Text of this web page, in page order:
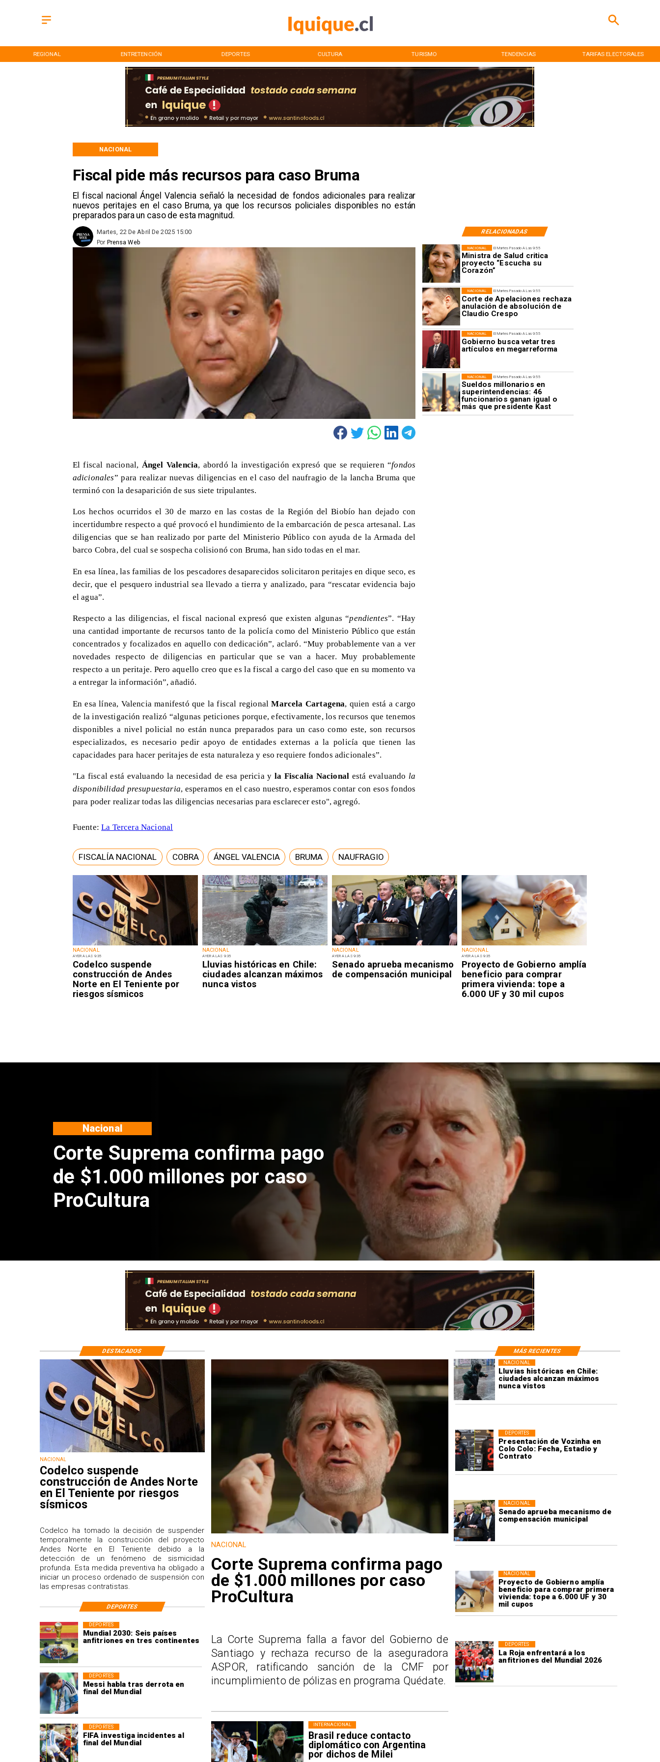
REGIONAL ENTRETENCIÓN DEPORTES CULTURA TURISMO TENDENCIAS TARIFAS ELECTORALES
Fiscal pide más recursos para caso Bruma
El fiscal nacional Ángel Valencia señaló la necesidad de fondos adicionales para realizar
nuevos peritajes en el caso Bruma, ya que los recursos policiales disponibles no están
preparados para un caso de esta magnitud.
NACIONAL
RELACIONADAS
Martes, 22 De Abril De 2025 15:00
Prensa Web
Por
NACIONAL
AYER A LAS 9:35
Codelco suspende
construcción de Andes
Norte en El Teniente por
riesgos sísmicos
NACIONAL
AYER A LAS 9:35
Lluvias históricas en Chile:
ciudades alcanzan máximos
nunca vistos
NACIONAL
AYER A LAS 9:35
Senado aprueba mecanismo
de compensación municipal
NACIONAL
AYER A LAS 9:35
Proyecto de Gobierno amplía
beneficio para comprar
primera vivienda: tope a
6.000 UF y 30 mil cupos
El Martes Pasado A Las 9:55
Ministra de Salud critica
proyecto “Escucha su
Corazón”
NACIONAL
El Martes Pasado A Las 9:55
Corte de Apelaciones rechaza
anulación de absolución de
Claudio Crespo
NACIONAL
El Martes Pasado A Las 9:55
Gobierno busca vetar tres
artículos en megarreforma
NACIONAL
El Martes Pasado A Las 9:55
Sueldos millonarios en
superintendencias: 46
funcionarios ganan igual o
más que presidente Kast
NACIONAL
El fiscal nacional, Ángel Valencia, abordó la investigación expresó que se requieren “fondos
adicionales” para realizar nuevas diligencias en el caso del naufragio de la lancha Bruma que
terminó con la desaparición de sus siete tripulantes.
Los hechos ocurridos el 30 de marzo en las costas de la Región del Biobío han dejado con
incertidumbre respecto a qué provocó el hundimiento de la embarcación de pesca artesanal. Las
diligencias que se han realizado por parte del Ministerio Público con ayuda de la Armada del
barco Cobra, del cual se sospecha colisionó con Bruma, han sido todas en el mar.
En esa línea, las familias de los pescadores desaparecidos solicitaron peritajes en dique seco, es
decir, que el pesquero industrial sea llevado a tierra y analizado, para “rescatar evidencia bajo
el agua”.
Respecto a las diligencias, el fiscal nacional expresó que existen algunas “pendientes”. “Hay
una cantidad importante de recursos tanto de la policía como del Ministerio Público que están
concentrados y focalizados en aquello con dedicación”, aclaró. “Muy probablemente van a ver
novedades respecto de diligencias en particular que se van a hacer. Muy probablemente
respecto a un peritaje. Pero aquello creo que es la fiscal a cargo del caso que en su momento va
a entregar la información”, añadió.
En esa línea, Valencia manifestó que la fiscal regionalMarcela Cartagena, quien está a cargo
de la investigación realizó “algunas peticiones porque, efectivamente, los recursos que tenemos
disponibles a nivel policial no están nunca preparados para un caso como este, son recursos
especializados, es necesario pedir apoyo de entidades externas a la policía que tienen las
capacidades para hacer peritajes de esta naturaleza y eso requiere fondos adicionales”.
"La fiscal está evaluando la necesidad de esa pericia yla Fiscalía Nacional está evaluando la
disponibilidad presupuestaria, esperamos en el caso nuestro, esperamos contar con esos fondos
para poder realizar todas las diligencias necesarias para esclarecer esto", agregó.
Fuente:La Tercera Nacional
FISCALÍA NACIONAL COBRA ÁNGEL VALENCIA BRUMA NAUFRAGIO
Codelco suspende construcción
de Andes Norte en El Teniente
por riesgos sísmicos
Nacional
Lluvias históricas en Chile:
ciudades alcanzan máximos
nunca vistos
NACIONAL
Presentación de Vozinha en
Colo Colo: Fecha, Estadio y
Contrato
DEPORTES
Senado aprueba mecanismo de
compensación municipal
NACIONAL
Proyecto de Gobierno amplía
beneficio para comprar primera
vivienda: tope a 6.000 UF y 30
mil cupos
NACIONAL
La Roja enfrentará a los
anfitriones del Mundial 2026
DEPORTES
Mundial 2030: Seis países
anfitriones en tres continentes
DEPORTES
Messi habla tras derrota en
final del Mundial
DEPORTES
FIFA investiga incidentes al
final del Mundial
DEPORTES
Brasil reduce contacto
diplomático con Argentina
por dichos de Milei
INTERNACIONAL
NACIONAL
Codelco suspende
construcción de Andes Norte
en El Teniente por riesgos
sísmicos
Codelco ha tomado la decisión de suspender
temporalmente la construcción del proyecto
Andes Norte en El Teniente debido a la
detección de un fenómeno de sismicidad
profunda. Esta medida preventiva ha obligado a
iniciar un proceso ordenado de suspensión con
las empresas contratistas.
NACIONAL
Corte Suprema confirma pago
de $1.000 millones por caso
ProCultura
La Corte Suprema falla a favor del Gobierno de
Santiago y rechaza recurso de la aseguradora
ASPOR, ratificando sanción de la CMF por
incumplimiento de pólizas en programa Quédate.
DESTACADOS MÁS RECIENTES
DEPORTES